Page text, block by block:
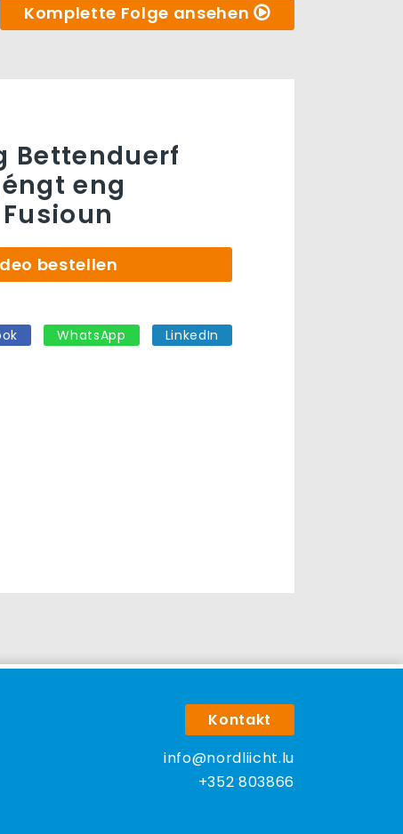
Komplette Folge ansehen
Bettenduerf
eng
bestellen
WhatsApp LinkedIn
Kontakt
info@nordliicht.lu
+352 803866